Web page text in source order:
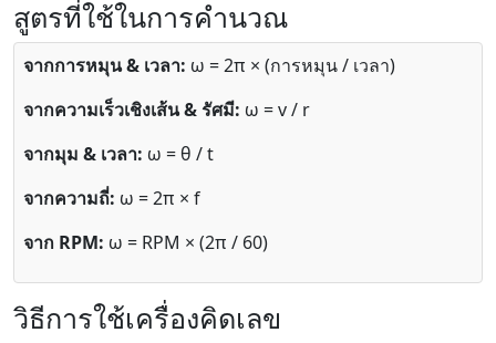
สูตรที่ใช้ในการคำนวณ
จากการหมุน & เวลา: ω = 2π × (การหมุน / เวลา)
จากความเร็วเชิงเส้น & รัศมี: ω = v / r
จากมุม & เวลา: ω = θ / t
จากความถี่: ω = 2π × f
จาก RPM: ω = RPM × (2π / 60)
วิธีการใช้เครื่องคิดเลข